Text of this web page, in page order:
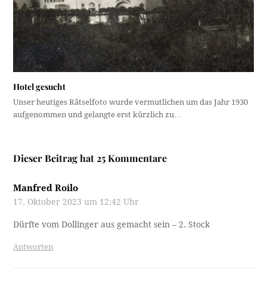
Hotel gesucht
Unser heutiges Rätselfoto wurde vermutlichen um das Jahr 1930
aufgenommen und gelangte erst kürzlich zu…
Dieser Beitrag hat 25 Kommentare
Manfred Roilo
17. Oktober 2023 um 12:42 Uhr
Dürfte vom Dollinger aus gemacht sein – 2. Stock
Antworten